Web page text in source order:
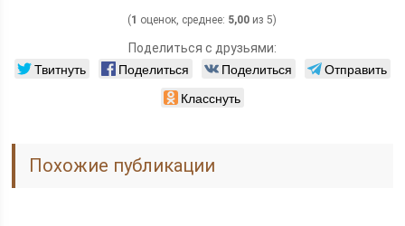
(1 оценок, среднее: 5,00 из 5)
Поделиться с друзьями:
Твитнуть Поделиться Поделиться
Отправить
Класснуть
Похожие публикации